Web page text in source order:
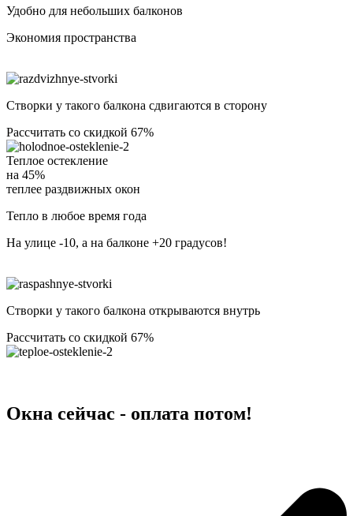
Удобно для небольших балконов
Экономия пространства
Створки у такого балкона сдвигаются в сторону
Рассчитать со скидкой 67%
Теплое остекление
на 45%
теплее раздвижных окон
Тепло в любое время года
На улице -10, а на балконе +20 градусов!
Створки у такого балкона открываются внутрь
Рассчитать со скидкой 67%
Окна сейчас - оплата потом!